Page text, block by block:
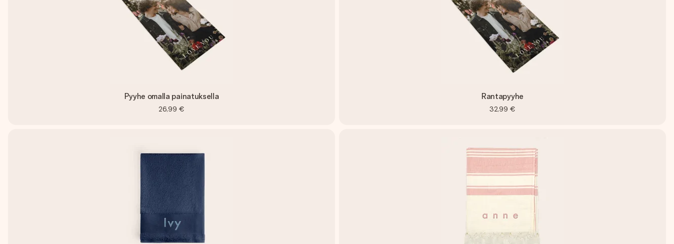
Pyyhe omalla painatuksella
26,99 €
Rantapyyhe
32,99 €